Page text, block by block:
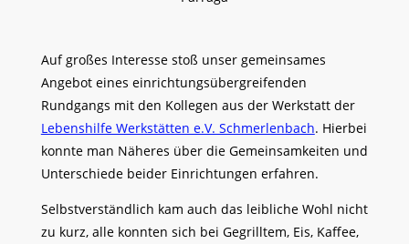
Auf großes Interesse stoß unser gemeinsames
Angebot eines einrichtungsübergreifenden
Rundgangs mit den Kollegen aus der Werkstatt der
Lebenshilfe Werkstätten e.V. Schmerlenbach. Hierbei
konnte man Näheres über die Gemeinsamkeiten und
Unterschiede beider Einrichtungen erfahren.
Selbstverständlich kam auch das leibliche Wohl nicht
zu kurz, alle konnten sich bei Gegrilltem, Eis, Kaffee,